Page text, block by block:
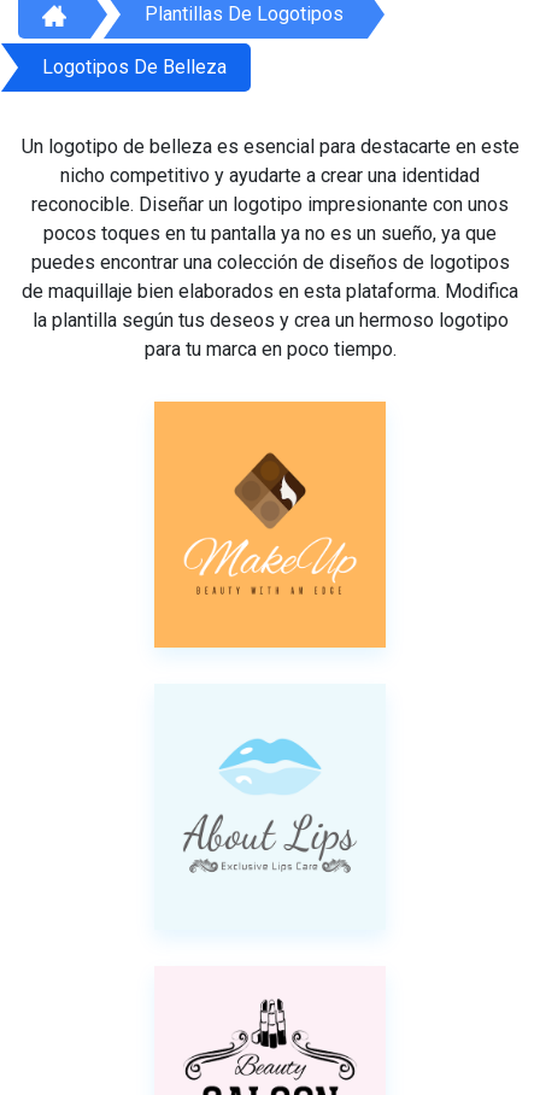
Plantillas De Logotipos
Logotipos De Belleza
Un logotipo de belleza es esencial para destacarte en este
nicho competitivo y ayudarte a crear una identidad
reconocible. Diseñar un logotipo impresionante con unos
pocos toques en tu pantalla ya no es un sueño, ya que
puedes encontrar una colección de diseños de logotipos
de maquillaje bien elaborados en esta plataforma. Modifica
la plantilla según tus deseos y crea un hermoso logotipo
para tu marca en poco tiempo.